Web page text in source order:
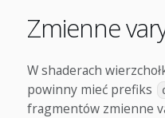
Zmienne
W shaderach
powinny mieć prefiks
fragmentów zmienne